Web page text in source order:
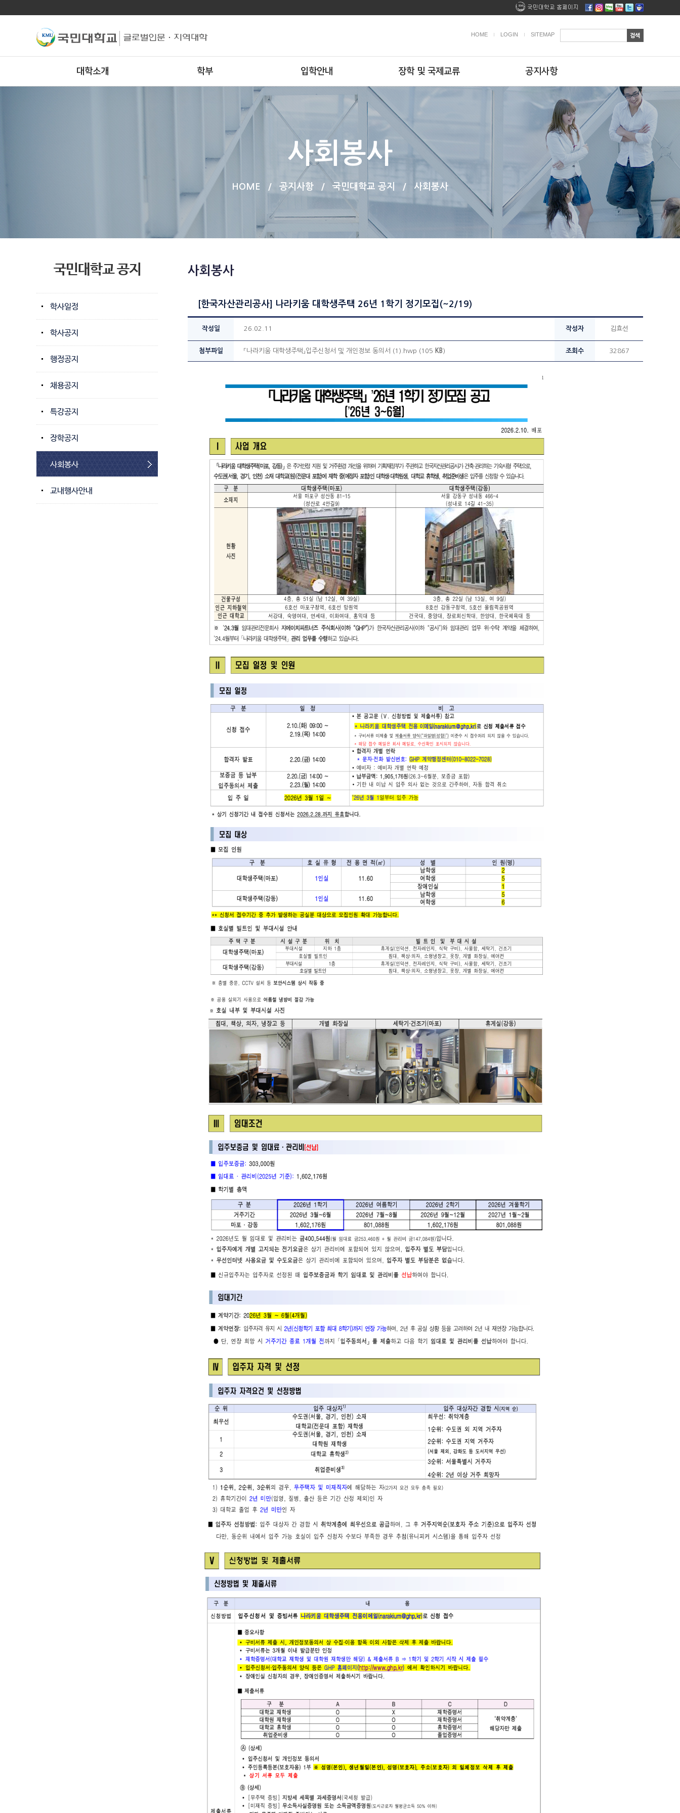
HOME LOGIN SITEMAP
대학소개 학부 입학안내 장학 및 국제교류 공지사항
사회봉사
HOME / 공지사항 / 국민대학교 공지 / 사회봉사
국민대학교 공지
학사일정
학사공지
행정공지
채용공지
특강공지
장학공지
사회봉사
교내행사안내
사회봉사
[한국자산관리공사] 나라키움 대학생주택 26년 1학기 정기모집(~2/19)
작성일 26.02.11 작성자 김효선
첨부파일 「나라키움 대학생주택」입주신청서 및 개인정보 동의서 (1).hwp (105 KB) 조회수 32867